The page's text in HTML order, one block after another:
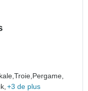
Troie, Pergame,
+3 de plus